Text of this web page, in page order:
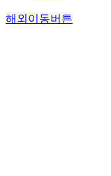
해외이동버튼